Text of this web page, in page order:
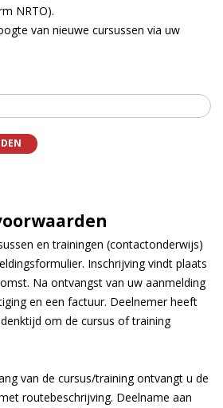
NRTO).
van nieuwe cursussen via uw
en trainingen (contactonderwijs)
Inschrijving vindt plaats
Na ontvangst van uw aanmelding
en een factuur. Deelnemer heeft
om de cursus of training
van de cursus/training ontvangt u de
routebeschrijving. Deelname aan